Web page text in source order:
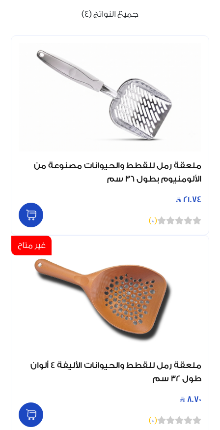
جميع النواتج (4)
ملعقة رمل للقطط والحيوانات مصنوعة من
الألومنيوم بطول 36 سم
21.74
(
0
)
غير متاح
ملعقة رمل للقطط والحيوانات الأليفة 4 ألوان
طول 32 سم
8.70
(
0
)